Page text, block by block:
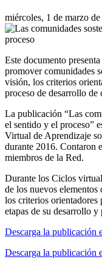
miércoles, 1 de marzo
Este documento
promover comunidades
visión, los criterios
proceso de desarrollo de
La publicación “Las
el sentido y el proceso”
Virtual de Aprendizaje
durante 2016. Contaron
miembros de la Red.
Durante los Ciclos
de los nuevos elementos
los criterios orientadores
etapas de su desarrollo
Descarga la publicación
Descarga la publicación